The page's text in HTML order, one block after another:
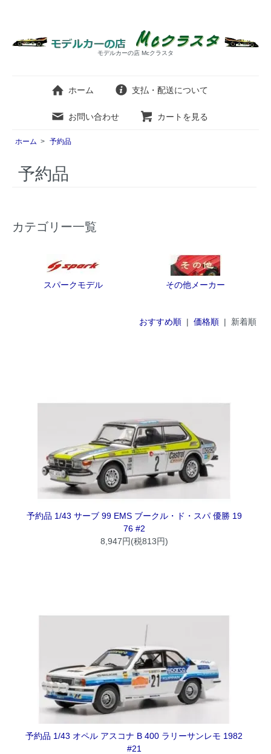
モデルカーの店 Mcクラスタ
ホーム 支払・配送について
お問い合わせ カートを見る
ホーム > 予約品
予約品
カテゴリー一覧
スパークモデル その他メーカー
おすすめ順| 価格順| 新着順
予約品 1/43 サーブ 99 EMS ブークル・ド・スパ 優勝 19
76 #2
8,947円(税813円)
予約品 1/43 オペル アスコナ B 400 ラリーサンレモ 1982
#21